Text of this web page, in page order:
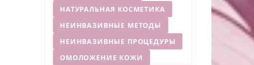
НАТУРАЛЬНАЯ КОСМЕТИКА
НЕИНВАЗИВНЫЕ МЕТОДЫ
НЕИНВАЗИВНЫЕ ПРОЦЕДУРЫ
ОМОЛОЖЕНИЕ КОЖИ